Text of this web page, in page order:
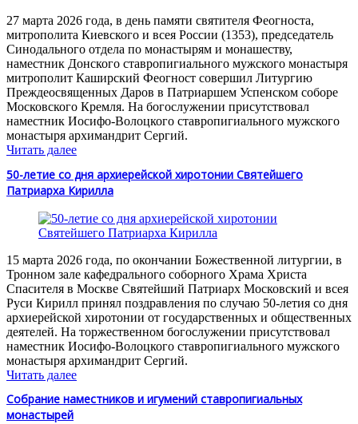
27 марта 2026 года, в день памяти святителя Феогноста,
митрополита Киевского и всея России (1353), председатель
Синодального отдела по монастырям и монашеству,
наместник Донского ставропигиального мужского монастыря
митрополит Каширский Феогност совершил Литургию
Преждеосвященных Даров в Патриаршем Успенском соборе
Московского Кремля. На богослужении присутствовал
наместник Иосифо-Волоцкого ставропигиального мужского
монастыря архимандрит Сергий.
Читать далее
50-летие со дня архиерейской хиротонии Святейшего
Патриарха Кирилла
15 марта 2026 года, по окончании Божественной литургии, в
Тронном зале кафедрального соборного Храма Христа
Спасителя в Москве Святейший Патриарх Московский и всея
Руси Кирилл принял поздравления по случаю 50-летия со дня
архиерейской хиротонии от государственных и общественных
деятелей. На торжественном богослужении присутствовал
наместник Иосифо-Волоцкого ставропигиального мужского
монастыря архимандрит Сергий.
Читать далее
Собрание наместников и игумений ставропигиальных
монастырей